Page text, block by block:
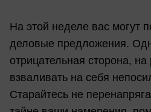
На этой неделе вас могут
деловые предложения.
отрицательная сторона,
взваливать на себя
Старайтесь не